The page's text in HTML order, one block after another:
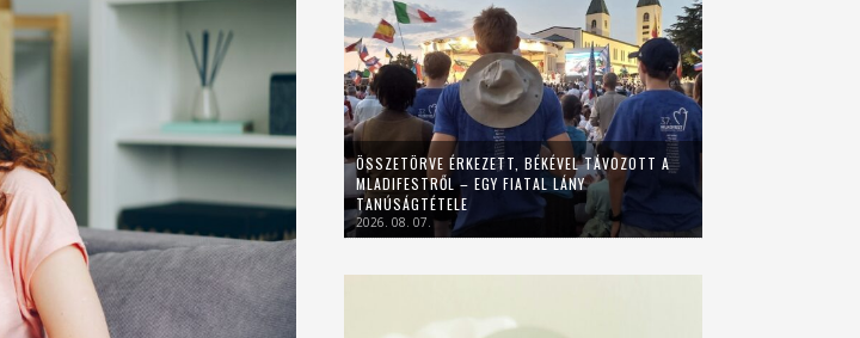
ÖSSZETÖRVE ÉRKEZETT, BÉKÉVEL TÁVOZOTT A
MLADIFESTRŐL – EGY FIATAL LÁNY
TANÚSÁGTÉTELE
2026. 08. 07.